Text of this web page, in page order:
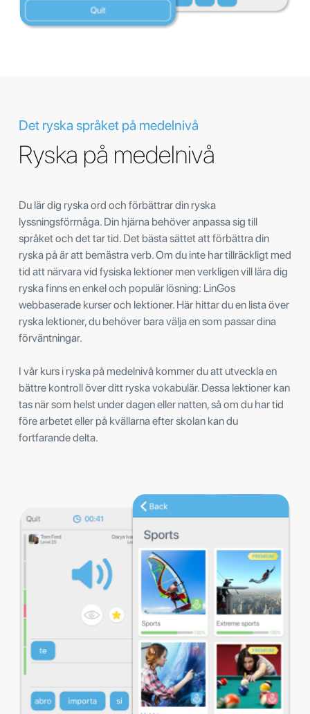
Det ryska språket på medelnivå
Ryska på medelnivå
Du lär dig ryska ord och förbättrar din ryska
lyssningsförmåga. Din hjärna behöver anpassa sig till
språket och det tar tid. Det bästa sättet att förbättra din
ryska på är att bemästra verb. Om du inte har tillräckligt med
tid att närvara vid fysiska lektioner men verkligen vill lära dig
ryska finns en enkel och populär lösning: LinGos
webbaserade kurser och lektioner. Här hittar du en lista över
ryska lektioner, du behöver bara välja en som passar dina
förväntningar.
I vår kurs i ryska på medelnivå kommer du att utveckla en
bättre kontroll över ditt ryska vokabulär. Dessa lektioner kan
tas när som helst under dagen eller natten, så om du har tid
före arbetet eller på kvällarna efter skolan kan du
fortfarande delta.